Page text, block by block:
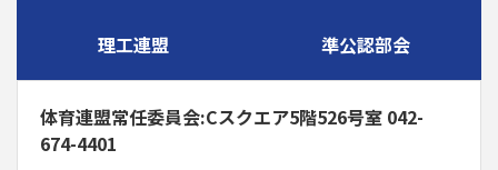
理工連盟 準公認部会
体育連盟常任委員会:Cスクエア5階526号室 042-
674-4401